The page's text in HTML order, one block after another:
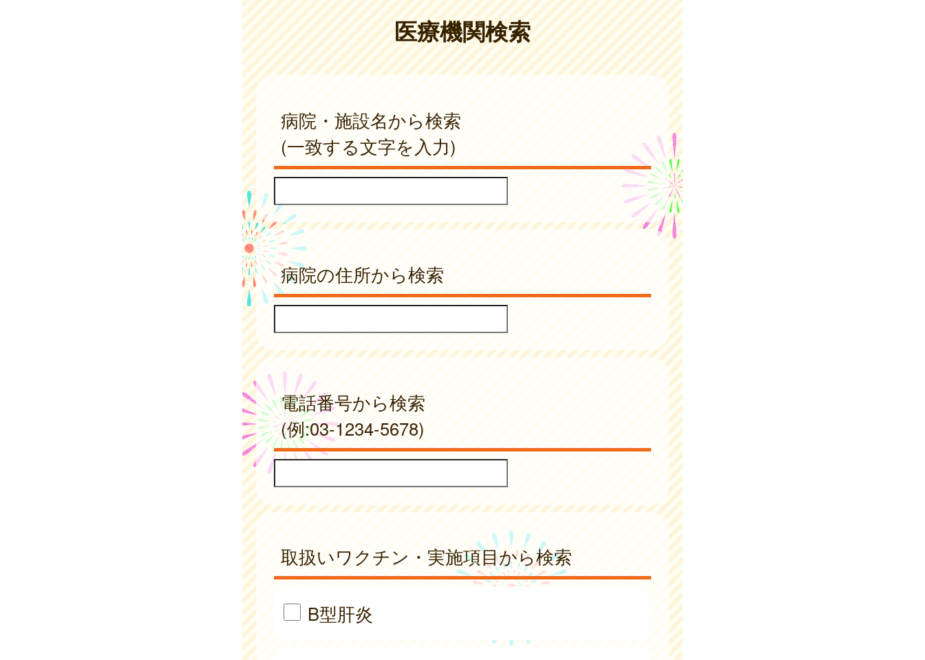
医療機関検索
病院・施設名から検索
(一致する文字を入力)
病院の住所から検索
電話番号から検索
(例:03-1234-5678)
取扱いワクチン・実施項目から検索
B型肝炎